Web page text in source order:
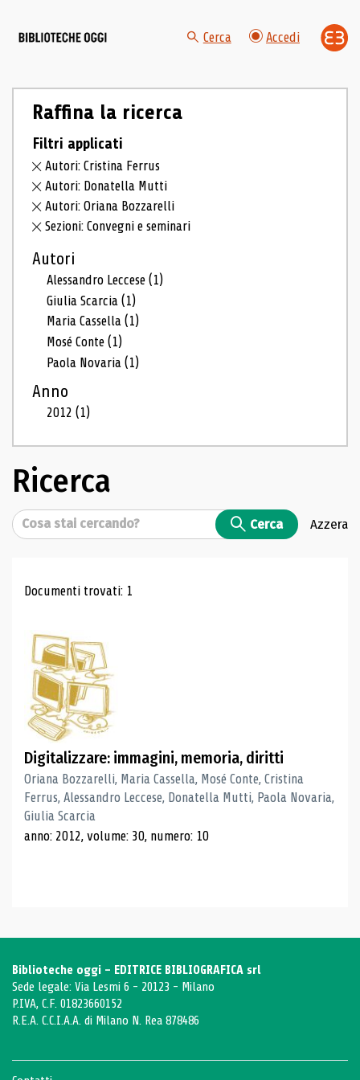
Cerca Accedi
Raffina la ricerca
Filtri applicati
Autori: Cristina Ferrus
Autori: Donatella Mutti
Autori: Oriana Bozzarelli
Sezioni: Convegni e seminari
Autori
Alessandro Leccese(1)
Giulia Scarcia(1)
Maria Cassella(1)
Mosé Conte(1)
Paola Novaria(1)
Anno
2012(1)
Ricerca
Cerca Cerca Azzera
Risultati di ricerca
Documenti trovati: 1
Digitalizzare: immagini, memoria, diritti
Oriana Bozzarelli, Maria Cassella, Mosé Conte, Cristina
Ferrus, Alessandro Leccese, Donatella Mutti, Paola Novaria,
Giulia Scarcia
anno: 2012, volume: 30, numero: 10
Biblioteche oggi - EDITRICE BIBLIOGRAFICA srl
Sede legale: Via Lesmi 6 - 20123 - Milano
P.IVA, C.F. 01823660152
R.E.A. C.C.I.A.A. di Milano N. Rea 878486